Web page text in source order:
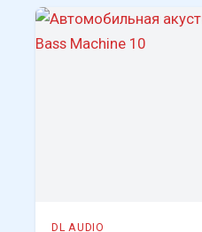
DL AUDIO